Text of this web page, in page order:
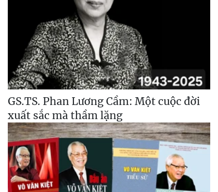
GS.TS. Phan Lương Cầm: Một cuộc đời
xuất sắc mà thầm lặng